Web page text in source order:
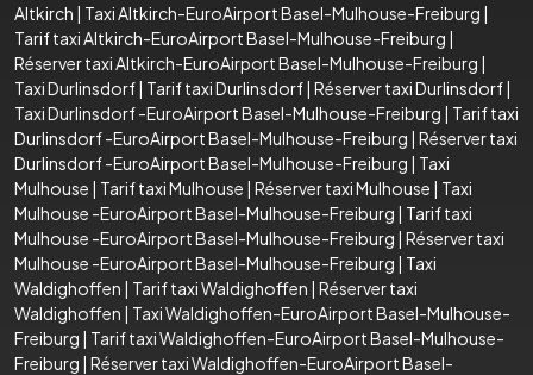
Altkirch | Taxi Altkirch-EuroAirport Basel-Mulhouse-Freiburg |
Tarif taxi Altkirch-EuroAirport Basel-Mulhouse-Freiburg |
Réserver taxi Altkirch-EuroAirport Basel-Mulhouse-Freiburg |
Taxi Durlinsdorf| Tarif taxi Durlinsdorf| Réserver taxi Durlinsdorf|
Taxi Durlinsdorf -EuroAirport Basel-Mulhouse-Freiburg | Tarif taxi
Durlinsdorf -EuroAirport Basel-Mulhouse-Freiburg | Réserver taxi
Durlinsdorf -EuroAirport Basel-Mulhouse-Freiburg | Taxi
Mulhouse | Tarif taxi Mulhouse | Réserver taxi Mulhouse | Taxi
Mulhouse -EuroAirport Basel-Mulhouse-Freiburg | Tarif taxi
Mulhouse -EuroAirport Basel-Mulhouse-Freiburg | Réserver taxi
Mulhouse -EuroAirport Basel-Mulhouse-Freiburg | Taxi
Waldighoffen | Tarif taxi Waldighoffen | Réserver taxi
Waldighoffen | Taxi Waldighoffen-EuroAirport Basel-Mulhouse-
Freiburg | Tarif taxi Waldighoffen-EuroAirport Basel-Mulhouse-
Freiburg | Réserver taxi Waldighoffen-EuroAirport Basel-